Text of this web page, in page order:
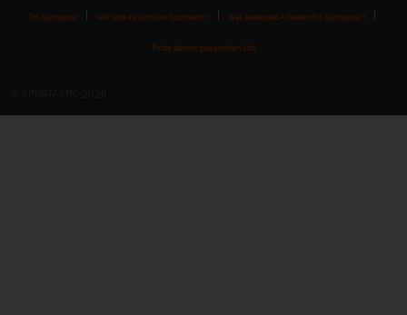
I'm Sportastic Wie lebt es sich bei Sportastic? Was bedeutet Arbeiten für Sportastic?
Finde deinen passenden Job